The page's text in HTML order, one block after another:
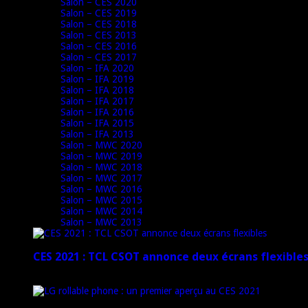
Salon – CES 2020
Salon – CES 2019
Salon – CES 2018
Salon – CES 2013
Salon – CES 2016
Salon – CES 2017
Salon – IFA 2020
Salon – IFA 2019
Salon – IFA 2018
Salon – IFA 2017
Salon – IFA 2016
Salon – IFA 2015
Salon – IFA 2013
Salon – MWC 2020
Salon – MWC 2019
Salon – MWC 2018
Salon – MWC 2017
Salon – MWC 2016
Salon – MWC 2015
Salon – MWC 2014
Salon – MWC 2013
CES 2021 : TCL CSOT annonce deux écrans flexibles